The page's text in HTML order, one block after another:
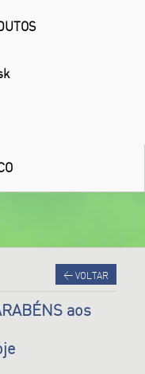
< VOLTAR
aos